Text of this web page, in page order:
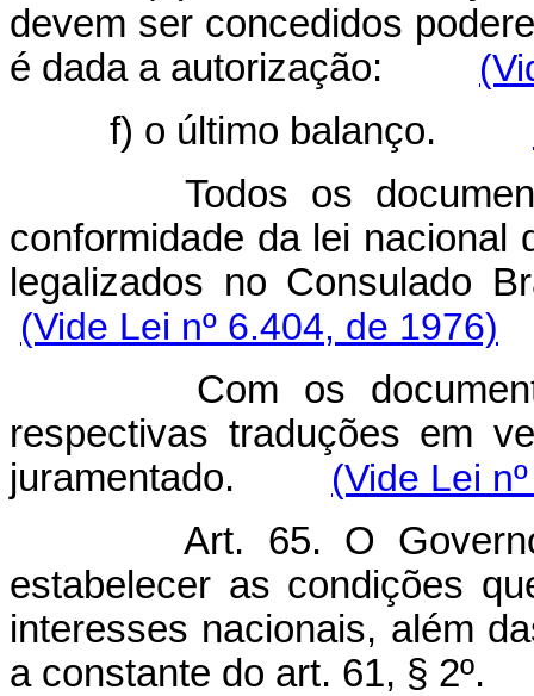
devem ser concedidos
é dada a autorização:
f) o último balanço.
Todos os
conformidade da lei nacional
legalizados no Consulado
(Vide Lei nº 6.404, de 1976)
Com os
respectivas traduções em
juramentado.
(Vide Lei
Art. 65. O
estabelecer as condições
interesses nacionais, além
a constante do art. 61, § 2º.